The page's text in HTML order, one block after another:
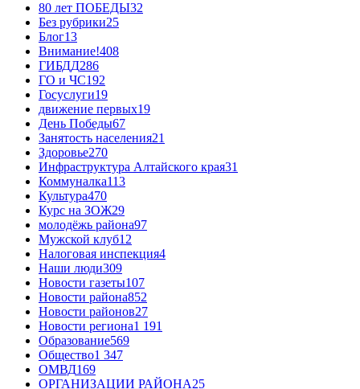
80 лет ПОБЕДЫ32
Без рубрики25
Блог13
Внимание!408
ГИБДД286
ГО и ЧС192
Госуслуги19
движение первых19
День Победы67
Занятость населения21
Здоровье270
Инфраструктура Алтайского края31
Коммуналка113
Культура470
Курс на ЗОЖ29
молодёжь района97
Мужской клуб12
Налоговая инспекция4
Наши люди309
Новости газеты107
Новости района852
Новости районов27
Новости региона1 191
Образование569
Общество1 347
ОМВД169
ОРГАНИЗАЦИИ РАЙОНА25